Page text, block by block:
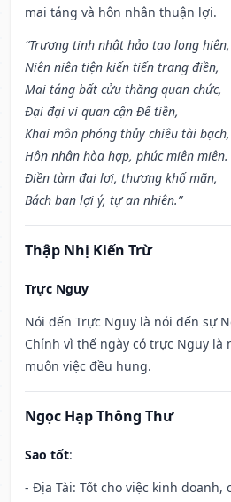
mai táng và hôn nhân thuận lợi.
“Trương tinh nhật hảo tạo long hiên,
Niên niên tiện kiến tiến trang điền,
Mai táng bất cửu thăng quan chức,
Đại đại vi quan cận Đế tiền,
Khai môn phóng thủy chiêu tài bạch,
Hôn nhân hòa hợp, phúc miên miên.
Điền tàm đại lợi, thương khố mãn,
Bách ban lợi ý, tự an nhiên.”
Thập Nhị Kiến Trừ
Trực Nguy
Nói đến Trực Nguy là nói đến sự
Chính vì thế ngày có trực Nguy là
muôn việc đều hung.
Ngọc Hạp Thông Thư
Sao tốt:
- Địa Tài: Tốt cho việc kinh